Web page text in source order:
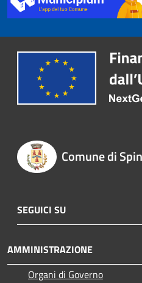
Comune di
SEGUICI SU
AMMINISTRAZIONE
Organi di Governo